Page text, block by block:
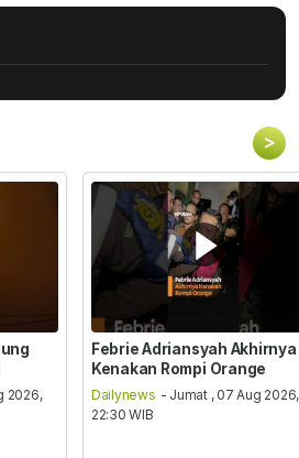
>
2026,
Febrie Adriansyah Akhirnya
Kenakan Rompi Orange
Dailynews - Jumat , 07 Aug 2026,
22:30 WIB